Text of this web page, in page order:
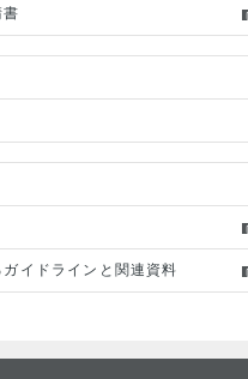
書
イドラインと関連資料